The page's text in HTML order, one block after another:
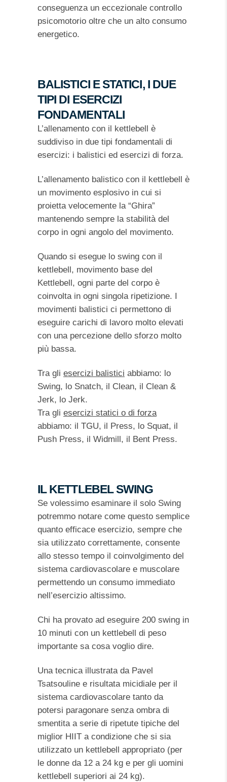
conseguenza un eccezionale controllo
psicomotorio oltre che un alto consumo
energetico.
BALISTICI E STATICI, I DUE
TIPI DI ESERCIZI
FONDAMENTALI
L’allenamento con il kettlebell è
suddiviso in due tipi fondamentali di
esercizi: i balistici ed esercizi di forza.
L’allenamento balistico con il kettlebell è
un movimento esplosivo in cui si
proietta velocemente la “Ghira”
mantenendo sempre la stabilità del
corpo in ogni angolo del movimento.
Quando si esegue lo swing con il
kettlebell, movimento base del
Kettlebell, ogni parte del corpo è
coinvolta in ogni singola ripetizione. I
movimenti balistici ci permettono di
eseguire carichi di lavoro molto elevati
con una percezione dello sforzo molto
più bassa.
Tra gli esercizi balistici abbiamo: lo
Swing, lo Snatch, il Clean, il Clean &
Jerk, lo Jerk.
Tra gli esercizi statici o di forza
abbiamo: il TGU, il Press, lo Squat, il
Push Press, il Widmill, il Bent Press.
IL KETTLEBEL SWING
Se volessimo esaminare il solo Swing
potremmo notare come questo semplice
quanto efficace esercizio, sempre che
sia utilizzato correttamente, consente
allo stesso tempo il coinvolgimento del
sistema cardiovascolare e muscolare
permettendo un consumo immediato
nell’esercizio altissimo.
Chi ha provato ad eseguire 200 swing in
10 minuti con un kettlebell di peso
importante sa cosa voglio dire.
Una tecnica illustrata da Pavel
Tsatsouline e risultata micidiale per il
sistema cardiovascolare tanto da
potersi paragonare senza ombra di
smentita a serie di ripetute tipiche del
miglior HIIT a condizione che si sia
utilizzato un kettlebell appropriato (per
le donne da 12 a 24 kg e per gli uomini
kettlebell superiori ai 24 kg).